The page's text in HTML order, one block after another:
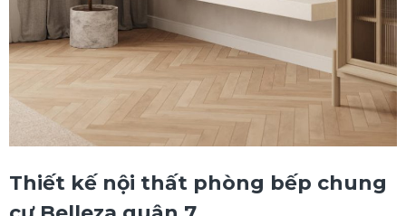
Thiết kế nội thất phòng bếp chung